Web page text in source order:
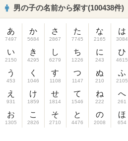
男の子の名前から探す(100438件)
あ
7497
い
2150
う
453
え
931
お
1305
か
5684
き
4295
く
1046
け
1859
こ
2826
さ
2867
し
6279
す
1108
せ
1814
そ
2710
た
7745
ち
1226
つ
1147
て
1546
と
4476
な
2165
に
243
ぬ
210
ね
222
の
2008
は
3084
ひ
4615
ふ
2105
へ
261
ほ
654